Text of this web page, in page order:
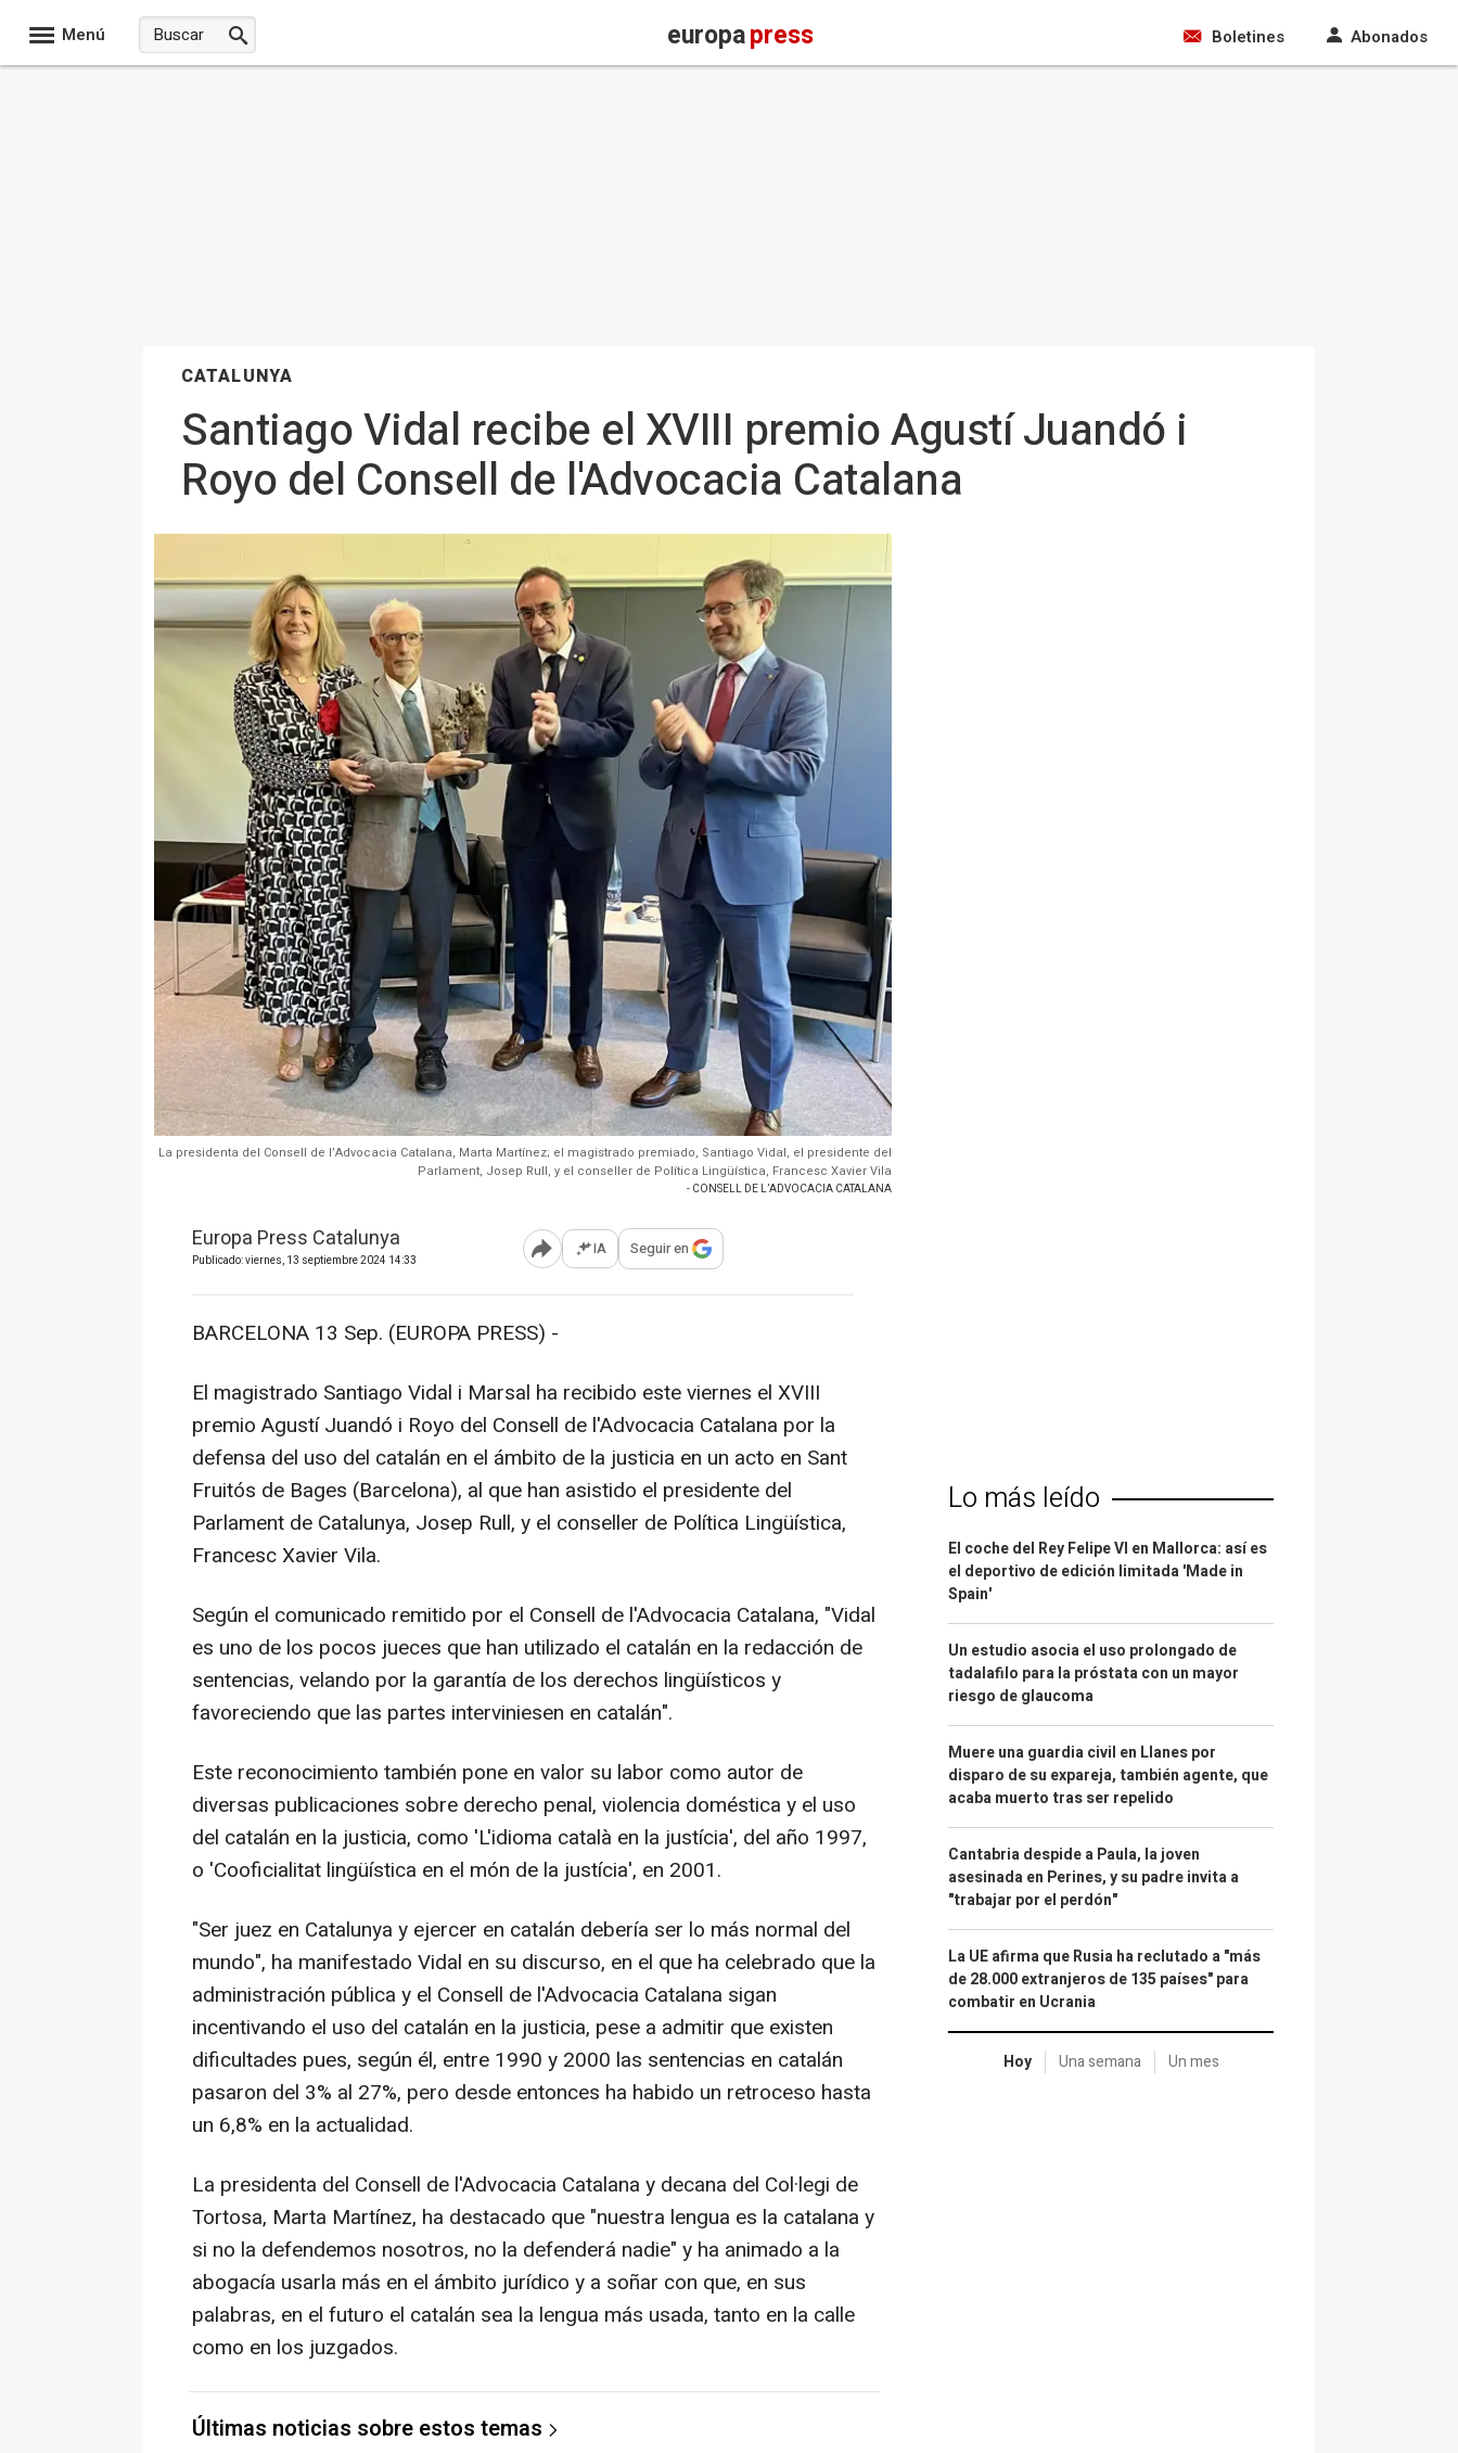
Menú europapress Boletines Abonados
CATALUNYA
Santiago Vidal recibe el XVIII premio Agustí Juandó i
Royo del Consell de l'Advocacia Catalana
La presidenta del Consell de l’Advocacia Catalana, Marta Martínez; el magistrado premiado, Santiago Vidal, el presidente del
Parlament, Josep Rull, y el conseller de Política Lingüística, Francesc Xavier Vila
- CONSELL DE L’ADVOCACIA CATALANA
Europa Press Catalunya
Publicado: viernes, 13 septiembre 2024 14:33 Abrir opciones para compartir
IA Seguir en
BARCELONA 13 Sep. (EUROPA PRESS) -
El magistrado Santiago Vidal i Marsal ha recibido este viernes el XVIII
premio Agustí Juandó i Royo del Consell de l'Advocacia Catalana por la
defensa del uso del catalán en el ámbito de la justicia en un acto en Sant
Fruitós de Bages (Barcelona), al que han asistido el presidente del
Parlament de Catalunya, Josep Rull, y el conseller de Política Lingüística,
Francesc Xavier Vila.
Según el comunicado remitido por el Consell de l'Advocacia Catalana, "Vidal
es uno de los pocos jueces que han utilizado el catalán en la redacción de
sentencias, velando por la garantía de los derechos lingüísticos y
favoreciendo que las partes interviniesen en catalán".
Este reconocimiento también pone en valor su labor como autor de
diversas publicaciones sobre derecho penal, violencia doméstica y el uso
del catalán en la justicia, como 'L'idioma català en la justícia', del año 1997,
o 'Cooficialitat lingüística en el món de la justícia', en 2001.
"Ser juez en Catalunya y ejercer en catalán debería ser lo más normal del
mundo", ha manifestado Vidal en su discurso, en el que ha celebrado que la
administración pública y el Consell de l'Advocacia Catalana sigan
incentivando el uso del catalán en la justicia, pese a admitir que existen
dificultades pues, según él, entre 1990 y 2000 las sentencias en catalán
pasaron del 3% al 27%, pero desde entonces ha habido un retroceso hasta
un 6,8% en la actualidad.
La presidenta del Consell de l'Advocacia Catalana y decana del Col·legi de
Tortosa, Marta Martínez, ha destacado que "nuestra lengua es la catalana y
si no la defendemos nosotros, no la defenderá nadie" y ha animado a la
abogacía usarla más en el ámbito jurídico y a soñar con que, en sus
palabras, en el futuro el catalán sea la lengua más usada, tanto en la calle
como en los juzgados.
Últimas noticias sobre estos temas
Lo más leído
El coche del Rey Felipe VI en Mallorca: así es
el deportivo de edición limitada 'Made in
Spain'
Un estudio asocia el uso prolongado de
tadalafilo para la próstata con un mayor
riesgo de glaucoma
Muere una guardia civil en Llanes por
disparo de su expareja, también agente, que
acaba muerto tras ser repelido
Cantabria despide a Paula, la joven
asesinada en Perines, y su padre invita a
"trabajar por el perdón"
La UE afirma que Rusia ha reclutado a "más
de 28.000 extranjeros de 135 países" para
combatir en Ucrania
Hoy Una semana Un mes